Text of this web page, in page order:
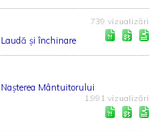
Laudă și închinare
739 vizualizări
Nașterea Mântuitorului
1.991 vizualizări